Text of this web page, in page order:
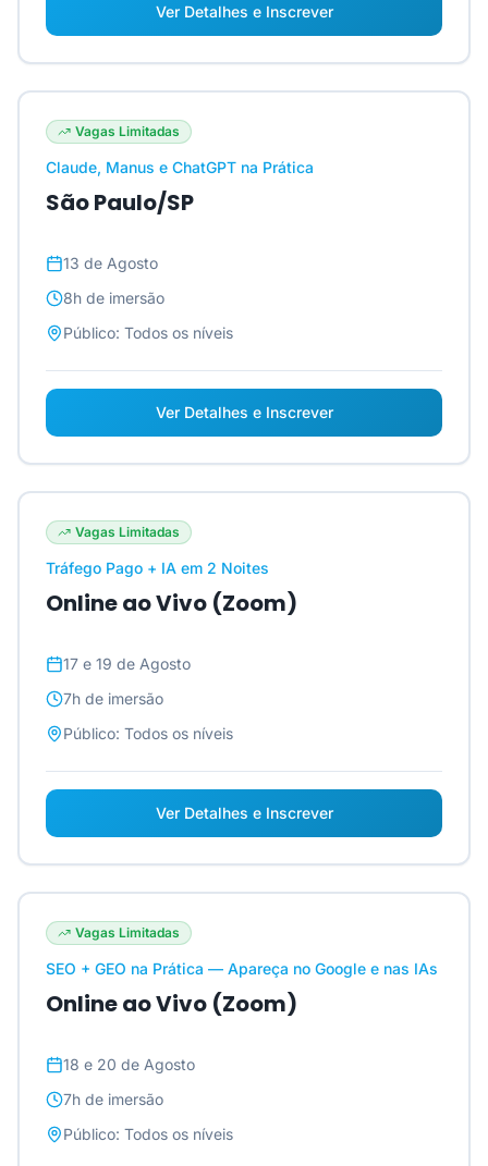
Ver Detalhes e Inscrever
Vagas Limitadas
Claude, Manus e ChatGPT na Prática
São Paulo/SP
13 de Agosto
8h de imersão
Público: Todos os níveis
Ver Detalhes e Inscrever
Vagas Limitadas
Tráfego Pago + IA em 2 Noites
Online ao Vivo (Zoom)
17 e 19 de Agosto
7h de imersão
Público: Todos os níveis
Ver Detalhes e Inscrever
Vagas Limitadas
SEO + GEO na Prática — Apareça no Google e nas IAs
Online ao Vivo (Zoom)
18 e 20 de Agosto
7h de imersão
Público: Todos os níveis